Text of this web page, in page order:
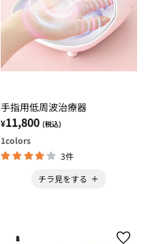
手指用低周波治療器
¥11,800 (税込)
1colors
3件
チラ見をする